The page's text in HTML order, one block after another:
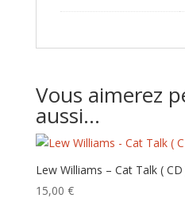
Vous aimerez
aussi…
Lew Williams – Cat Talk (
15,00 €